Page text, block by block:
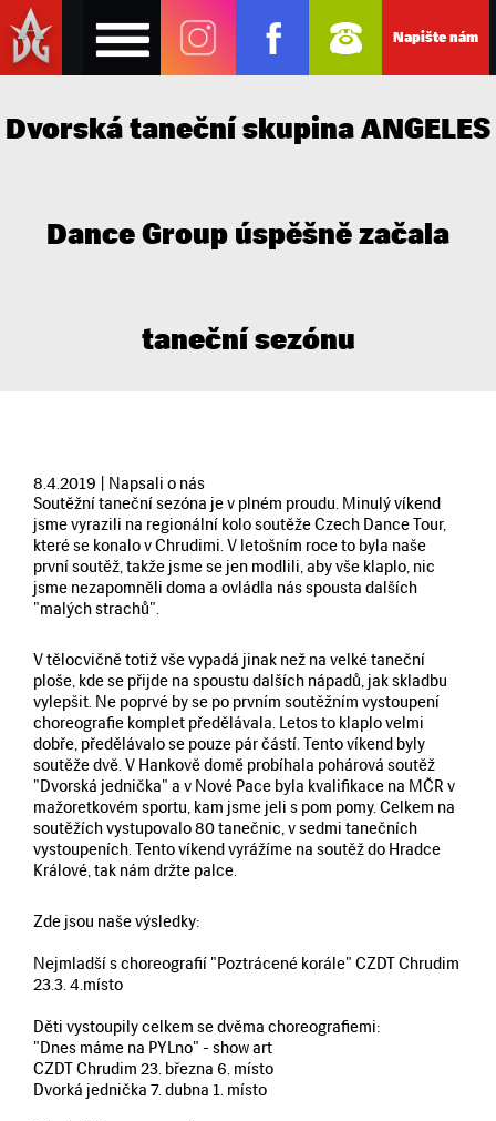
Napište nám
Dvorská taneční skupina ANGELES
Dance Group úspěšně začala
taneční sezónu
8.4.2019 | Napsali o nás
Soutěžní taneční sezóna je v plném proudu. Minulý víkend
jsme vyrazili na regionální kolo soutěže Czech Dance Tour,
které se konalo v Chrudimi. V letošním roce to byla naše
první soutěž, takže jsme se jen modlili, aby vše klaplo, nic
jsme nezapomněli doma a ovládla nás spousta dalších
"malých strachů".
V tělocvičně totiž vše vypadá jinak než na velké taneční
ploše, kde se přijde na spoustu dalších nápadů, jak skladbu
vylepšit. Ne poprvé by se po prvním soutěžním vystoupení
choreografie komplet předělávala. Letos to klaplo velmi
dobře, předělávalo se pouze pár částí. Tento víkend byly
soutěže dvě. V Hankově domě probíhala pohárová soutěž
"Dvorská jednička" a v Nové Pace byla kvalifikace na MČR v
mažoretkovém sportu, kam jsme jeli s pom pomy. Celkem na
soutěžích vystupovalo 80 tanečnic, v sedmi tanečních
vystoupeních. Tento víkend vyrážíme na soutěž do Hradce
Králové, tak nám držte palce.
Zde jsou naše výsledky:
Nejmladší s choreografií "Poztrácené korále" CZDT Chrudim
23.3. 4.místo
Děti vystoupily celkem se dvěma choreografiemi:
"Dnes máme na PYLno" - show art
CZDT Chrudim 23. března 6. místo
Dvorká jednička 7. dubna 1. místo